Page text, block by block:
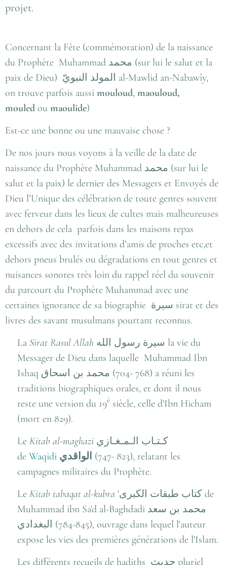
projet.
Concernant la Fête (commémoration) de la naissance
du Prophète Muhammad محمد (sur lui le salut et la
paix de Dieu) المولد النبويّ al-Mawlid an-Nabawîy,
on trouve parfois aussi mouloud, maouloud,
mouled ou maoulide)
Est-ce une bonne ou une mauvaise chose ?
De nos jours nous voyons à la veille de la date de
naissance du Prophète Muhammad محمد (sur lui le
salut et la paix) le dernier des Messagers et Envoyés de
Dieu l’Unique des célébration de toute genres souvent
avec ferveur dans les lieux de cultes mais malheureuses
en dehors de cela parfois dans les maisons repas
excessifs avec des invitations d’amis de proches etc,et
dehors pneus brulés ou dégradations en tout genres et
nuisances sonores très loin du rappel réel du souvenir
du parcourt du Prophète Muhammad avec une
certaines ignorance de sa biographie سيرة sirat et des
livres des savant musulmans pourtant reconnus.
La Sirat Rasul Allah سيرة رسول الله la vie du
Messager de Dieu dans laquelle Muhammad Ibn
Ishaq محمد بن اسحاق (704- 768) a réuni les
traditions biographiques orales, et dont il nous
reste une version du 19è siècle, celle d'Ibn Hicham
(mort en 829).
Le Kitab al-maghazi كـتـاب الـمـغـازي
de Waqidi الواقدي (747- 823), relatant les
campagnes militaires du Prophète.
Le Kitab tabaqat al-kubra 'كتاب طبقات الكبرى de
Muhammad ibn Sa'd al-Baghdadi محمد بن سعد
البغدادي (784-845), ouvrage dans lequel l'auteur
expose les vies des premières générations de l'Islam.
Les différents recueils de hadiths حديث pluriel